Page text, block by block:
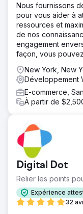
Nous fournissons
pour vous aider à
ressources et
de nos
engagement
façon, vous
tout.New York, New
Développement
E-commerce,
À partir de
Digital Dot
Relier les points
Expérience
32